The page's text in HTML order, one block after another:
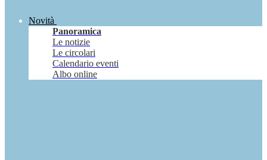
Novità
Panoramica
Le notizie
Le circolari
Calendario eventi
Albo online